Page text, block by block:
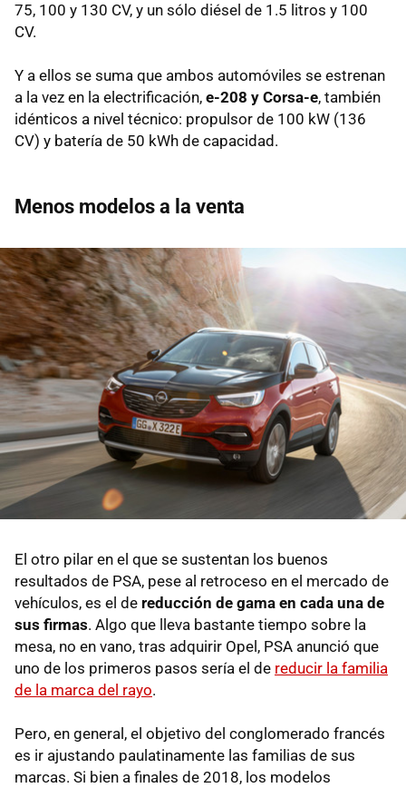
75, 100 y 130 CV, y un sólo diésel de 1.5 litros y 100
CV.
Y a ellos se suma que ambos automóviles se estrenan
a la vez en la electrificación, e-208 y Corsa-e, también
idénticos a nivel técnico: propulsor de 100 kW (136
CV) y batería de 50 kWh de capacidad.
Menos modelos a la venta
El otro pilar en el que se sustentan los buenos
resultados de PSA, pese al retroceso en el mercado de
vehículos, es el de reducción de gama en cada una de
sus firmas. Algo que lleva bastante tiempo sobre la
mesa, no en vano, tras adquirir Opel, PSA anunció que
uno de los primeros pasos sería el de reducir la familia
de la marca del rayo.
Pero, en general, el objetivo del conglomerado francés
es ir ajustando paulatinamente las familias de sus
marcas. Si bien a finales de 2018, los modelos